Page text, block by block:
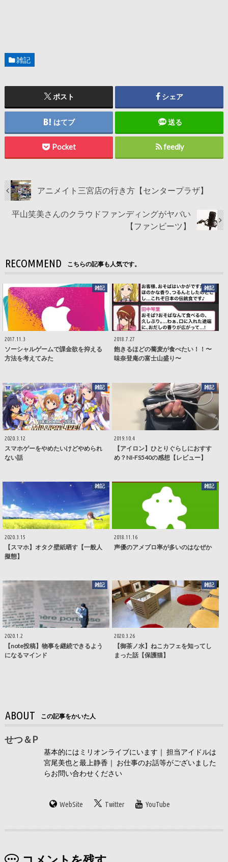
雑記
ポスト シェア
はてブ 送る
Pocket feedly
アニメイト三宮店の行き方【センタープラザ】
平山笑美さんのクラウドファンディングがヤバい
【ファンビーツ】
RECOMMEND こちらの記事も人気です。
雑記
2017.11.3
ソーシャルゲームで課金欲を抑える
方法を考えてみた
雑記
2018.7.27
飽きるほどの蕎麦が食べたい！！〜
味奈登庵の富士山盛り〜
雑記
2020.3.12
スマホゲーをやめたいけどやめられ
ない話
雑記
2019.10.4
【アイロン】ひとりぐらしにおすす
め？NI-FS540の感想【レビュー】
雑記
2020.3.15
【スマホ】オタク壁紙晒す【一般人
擬態】
雑記
2018.11.16
声優のアメブロ率が多いのはなぜか
雑記
2020.1.2
【note投稿】物事を継続できるよう
になるマインド
雑記
2020.3.26
【御茶ノ水】ねこカフェを知ってし
まった話【保護猫】
ABOUT この記事をかいた人
せつ＆P
基本的にはミリオンライブにいます｜ 担当アイドルは
宮尾美也と最上静香｜ お仕事のお話等がございました
らお問い合わせください
WebSite Twitter YouTube